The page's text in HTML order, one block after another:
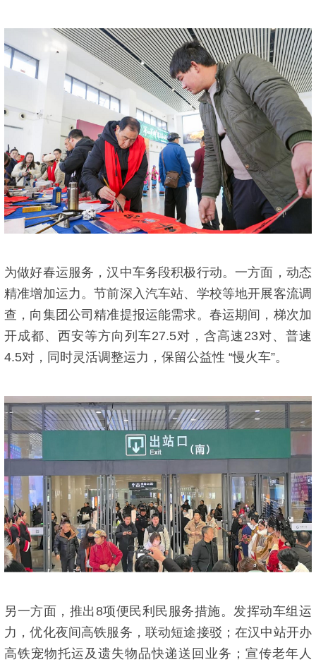
为做好春运服务，汉中车务段积极行动。一方面，动态
精准增加运力。节前深入汽车站、学校等地开展客流调
查，向集团公司精准提报运能需求。春运期间，梯次加
开成都、西安等方向列车27.5对，含高速23对、普速
4.5对，同时灵活调整运力，保留公益性 “慢火车”。
另一方面，推出8项便民利民服务措施。发挥动车组运
力，优化夜间高铁服务，联动短途接驳；在汉中站开办
高铁宠物托运及遗失物品快递送回业务；宣传老年人